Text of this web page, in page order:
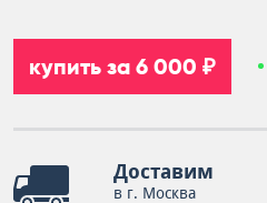
купить за 6 000 ₽
Доставим
в г. Москва